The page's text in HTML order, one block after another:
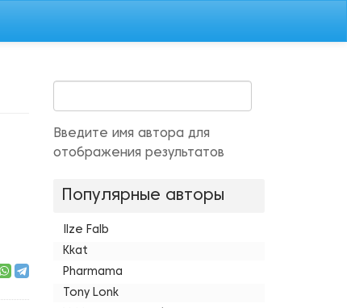
Введите имя автора для
отображения результатов
Популярные авторы
Ilze Falb
Kkat
Pharmama
Tony Lonk